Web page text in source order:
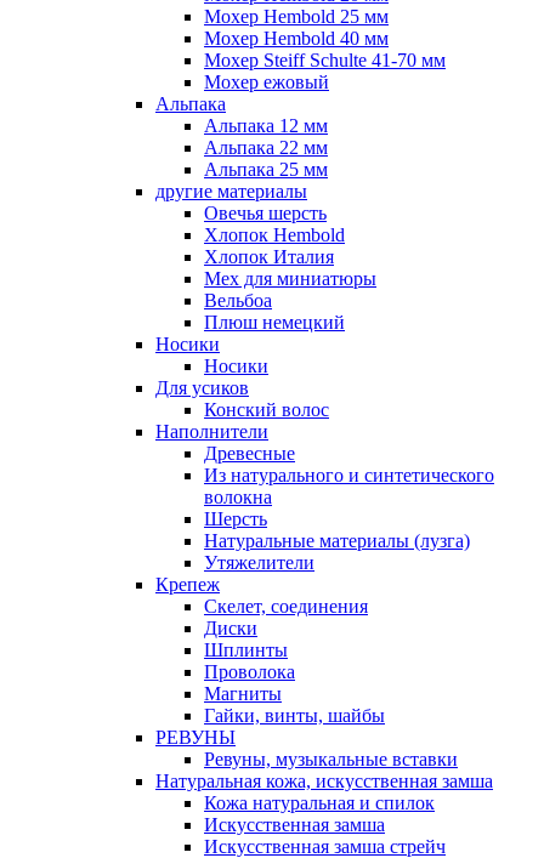
Мохер Hembold 25 мм
Мохер Hembold 40 мм
Мохер Steiff Schulte 41-70 мм
Мохер ежовый
Альпака
Альпака 12 мм
Альпака 22 мм
Альпака 25 мм
другие материалы
Овечья шерсть
Хлопок Hembold
Хлопок Италия
Мех для миниатюры
Вельбоа
Плюш немецкий
Носики
Носики
Для усиков
Конский волос
Наполнители
Древесные
Из натурального и синтетического
волокна
Шерсть
Натуральные материалы (лузга)
Утяжелители
Крепеж
Скелет, соединения
Диски
Шплинты
Проволока
Магниты
Гайки, винты, шайбы
РЕВУНЫ
Ревуны, музыкальные вставки
Натуральная кожа, искусственная замша
Кожа натуральная и спилок
Искусственная замша
Искусственная замша стрейч